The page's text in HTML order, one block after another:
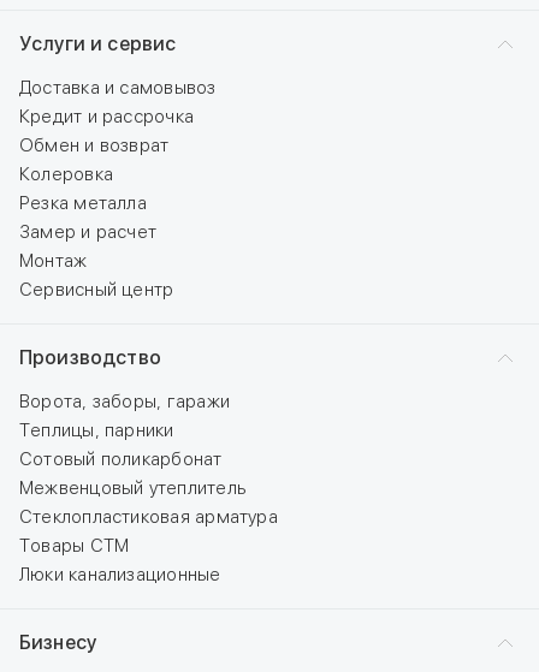
Услуги и сервис
Доставка и самовывоз
Кредит и рассрочка
Обмен и возврат
Колеровка
Резка металла
Замер и расчет
Монтаж
Сервисный центр
Производство
Ворота, заборы, гаражи
Теплицы, парники
Сотовый поликарбонат
Межвенцовый утеплитель
Стеклопластиковая арматура
Товары СТМ
Люки канализационные
Бизнесу